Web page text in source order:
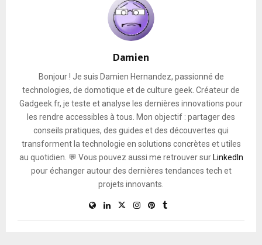
Damien
Bonjour ! Je suis Damien Hernandez, passionné de
technologies, de domotique et de culture geek. Créateur de
Gadgeek.fr, je teste et analyse les dernières innovations pour
les rendre accessibles à tous. Mon objectif : partager des
conseils pratiques, des guides et des découvertes qui
transforment la technologie en solutions concrètes et utiles
au quotidien. 💬 Vous pouvez aussi me retrouver sur LinkedIn
pour échanger autour des dernières tendances tech et
projets innovants.